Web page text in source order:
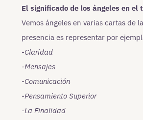
El significado de los ángeles en el
Vemos ángeles en varias cartas de
presencia es representar por
-Claridad
-Mensajes
-Comunicación
-Pensamiento Superior
-La Finalidad